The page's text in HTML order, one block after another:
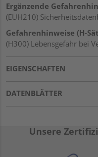
Ergänzende
(EUH210)
Gefahrenhinweise (H-
(H300) Lebensgefahr bei
EIGENSCHAFTEN
DATENBLÄTTER
Unsere